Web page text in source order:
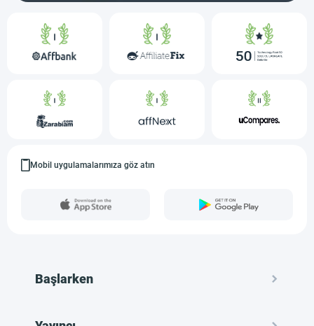
Mobil uygulamalarımıza göz atın
Başlarken